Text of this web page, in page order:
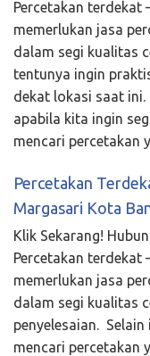
Percetakan terdekat
memerlukan jasa
dalam segi kualitas
tentunya ingin
dekat lokasi saat ini.
apabila kita ingin
mencari percetakan
Percetakan
Margasari Kota
Klik Sekarang!
Percetakan terdekat
memerlukan jasa
dalam segi kualitas
penyelesaian.
mencari percetakan